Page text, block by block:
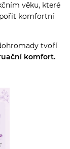
věku, které
komfortní
tvoří
komfort.